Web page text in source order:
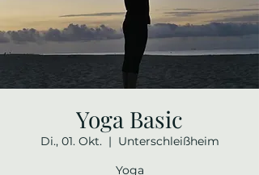
Yoga Basic
Di., 01. Okt.
  |
Unterschleißheim
Yoga